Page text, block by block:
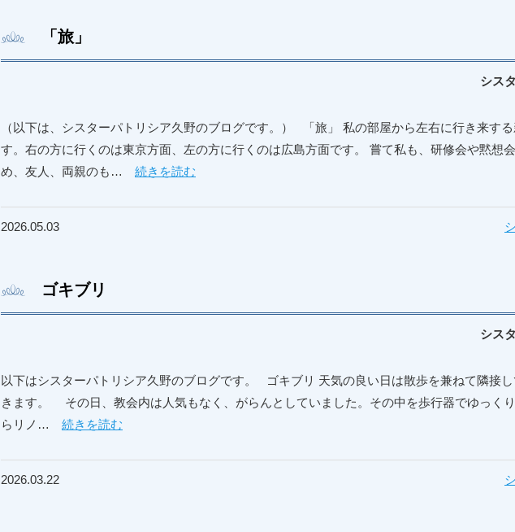
「旅」
シス
（以下は、シスターパトリシア久野のブログです。） 「旅」 私の部屋から左右に行き来す
す。右の方に行くのは東京方面、左の方に行くのは広島方面です。 嘗て私も、研修会や黙想
め、友人、両親のも… 続きを読む
2026.05.03
ゴキブリ
シス
以下はシスターパトリシア久野のブログです。 ゴキブリ 天気の良い日は散歩を兼ねて隣接
きます。 その日、教会内は人気もなく、がらんとしていました。その中を歩行器でゆっく
らリノ… 続きを読む
2026.03.22